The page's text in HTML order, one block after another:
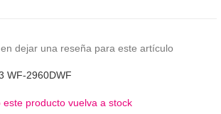
dejar una reseña para este artículo
WF-2960DWF
este producto vuelva a stock